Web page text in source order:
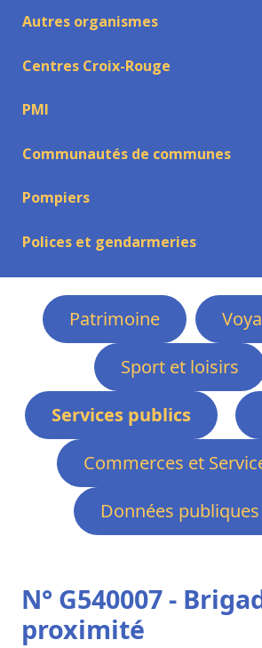
Autres organismes
Centres Croix-Rouge
PMI
Communautés de communes
Pompiers
Polices et gendarmeries
Patrimoine
Sport et loisirs
Services publics
Commerces et
Données publiques
N° G540007 -
proximité